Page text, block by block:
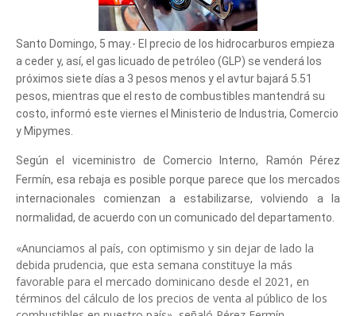
Santo Domingo, 5 may.- El precio de los hidrocarburos empieza
a ceder y, así, el gas licuado de petróleo (GLP) se venderá los
próximos siete días a 3 pesos menos y el avtur bajará 5.51
pesos, mientras que el resto de combustibles mantendrá su
costo, informó este viernes el Ministerio de Industria, Comercio
y Mipymes.
Según el viceministro de Comercio Interno, Ramón Pérez
Fermín, esa rebaja es posible porque parece que los mercados
internacionales comienzan a estabilizarse, volviendo a la
normalidad, de acuerdo con un comunicado del departamento.
«Anunciamos al país, con optimismo y sin dejar de lado la
debida prudencia, que esta semana constituye la más
favorable para el mercado dominicano desde el 2021, en
términos del cálculo de los precios de venta al público de los